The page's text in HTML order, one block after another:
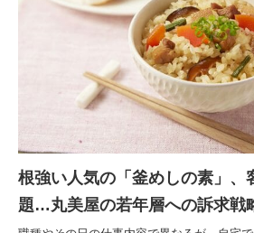
SMART
BPaaS JOURNAL
ADOPTABLE DOG
根強い人気の「釜めしの素」、
題…丸美屋の若年層への訴求戦